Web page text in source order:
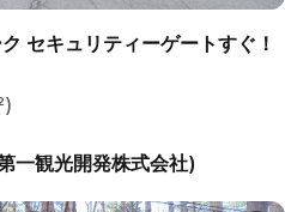
セキュリティーゲートすぐ！
一観光開発株式会社)